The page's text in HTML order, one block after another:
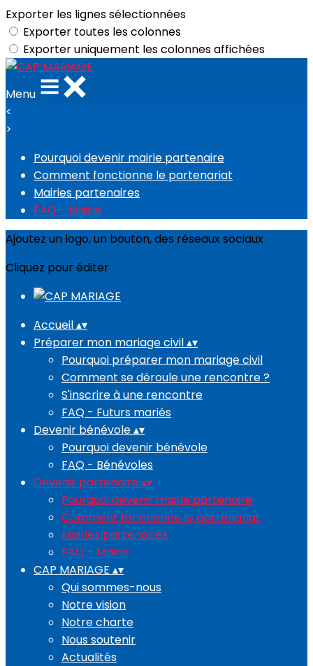
Exporter les lignes sélectionnées
Exporter toutes les colonnes
Exporter uniquement les colonnes affichées
Menu
<
>
Pourquoi devenir mairie partenaire
Comment fonctionne le partenariat
Mairies partenaires
FAQ - Mairie
Ajoutez un logo, un bouton, des réseaux sociaux
Cliquez pour éditer
Accueil▴▾
Préparer mon mariage civil▴▾
Pourquoi préparer mon mariage civil
Comment se déroule une rencontre ?
S'inscrire à une rencontre
FAQ - Futurs mariés
Devenir bénévole▴▾
Pourquoi devenir bénévole
FAQ - Bénévoles
Devenir partenaire▴▾
Pourquoi devenir mairie partenaire
Comment fonctionne le partenariat
Mairies partenaires
FAQ - Mairie
CAP MARIAGE ▴▾
Qui sommes-nous
Notre vision
Notre charte
Nous soutenir
Actualités